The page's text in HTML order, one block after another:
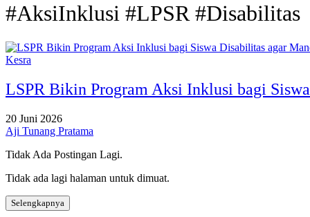
#AksiInklusi #LPSR #Disabilitas
Kesra
LSPR Bikin Program Aksi Inklusi bagi
20 Juni 2026
Aji Tunang Pratama
Tidak Ada Postingan Lagi.
Tidak ada lagi halaman untuk dimuat.
Selengkapnya